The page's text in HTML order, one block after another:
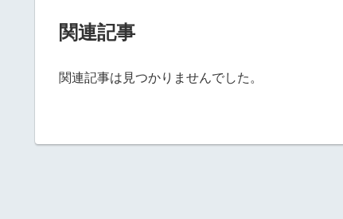
関連記事
関連記事は見つかりませんでした。